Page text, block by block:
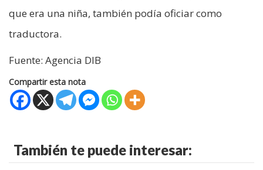
que era una niña, también podía oficiar como
traductora.
Fuente: Agencia DIB
Compartir esta nota
También te puede interesar: